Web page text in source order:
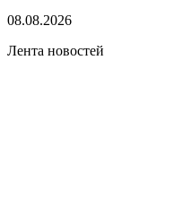
08.08.2026
Лента новостей